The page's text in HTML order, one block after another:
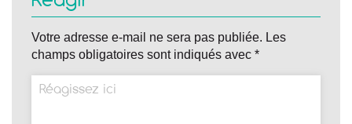
Votre adresse e-mail ne sera pas publiée. Les
champs obligatoires sont indiqués avec *